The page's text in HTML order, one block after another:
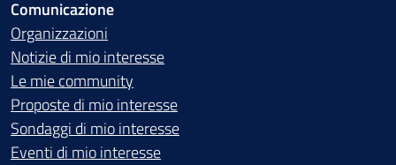
Comunicazione
Organizzazioni
Notizie di mio interesse
Le mie community
Proposte di mio interesse
Sondaggi di mio interesse
Eventi di mio interesse